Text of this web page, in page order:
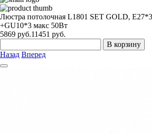
Люстра потолочная L1801 SET GOLD,
+GU10*3 макс 50Вт
5869 руб.11451 руб.
В корзину
Назад Вперед